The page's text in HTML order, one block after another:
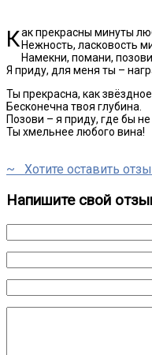
Как прекрасны минуты
Нежность, ласковость
Намекни, помани,
Я приду, для меня ты –
Ты прекрасна, как
Бесконечна твоя глубина.
Позови – я приду, где бы
Ты хмельнее любого вина!
~ Хотите оставить
Напишите свой